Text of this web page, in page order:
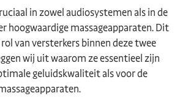
in zowel audiosystemen als in de
hoogwaardige massageapparaten. Dit
van versterkers binnen deze twee
wij uit waarom ze essentieel zijn
geluidskwaliteit als voor de